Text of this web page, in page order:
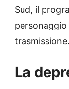
Sud, il
personaggio
trasmissione.
La